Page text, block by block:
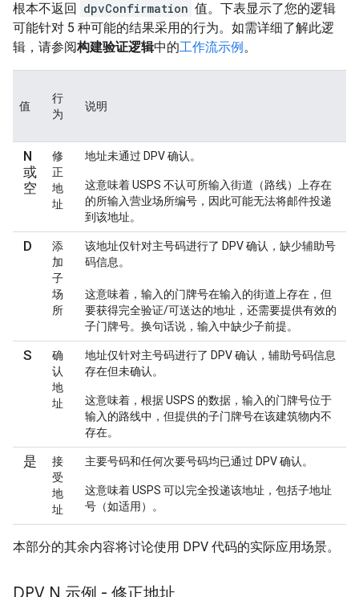
根本不返回 dpvConfirmation 值。下表显示了您的逻辑
可能针对 5 种可能的结果采用的行为。如需详细了解此逻
辑，请参阅构建验证逻辑中的工作流示例。
值
行
为
说明
N
或
空
修
正
地
址
地址未通过 DPV 确认。
这意味着 USPS 不认可所输入街道（路线）上存在
的所输入营业场所编号，因此可能无法将邮件投递
到该地址。
D
添
加
子
场
所
该地址仅针对主号码进行了 DPV 确认，缺少辅助号
码信息。
这意味着，输入的门牌号在输入的街道上存在，但
要获得完全验证/可送达的地址，还需要提供有效的
子门牌号。换句话说，输入中缺少子前提。
S
确
认
地
址
地址仅针对主号码进行了 DPV 确认，辅助号码信息
存在但未确认。
这意味着，根据 USPS 的数据，输入的门牌号位于
输入的路线中，但提供的子门牌号在该建筑物内不
存在。
是
接
受
地
址
主要号码和任何次要号码均已通过 DPV 确认。
这意味着 USPS 可以完全投递该地址，包括子地址
号（如适用）。
本部分的其余内容将讨论使用 DPV 代码的实际应用场景。